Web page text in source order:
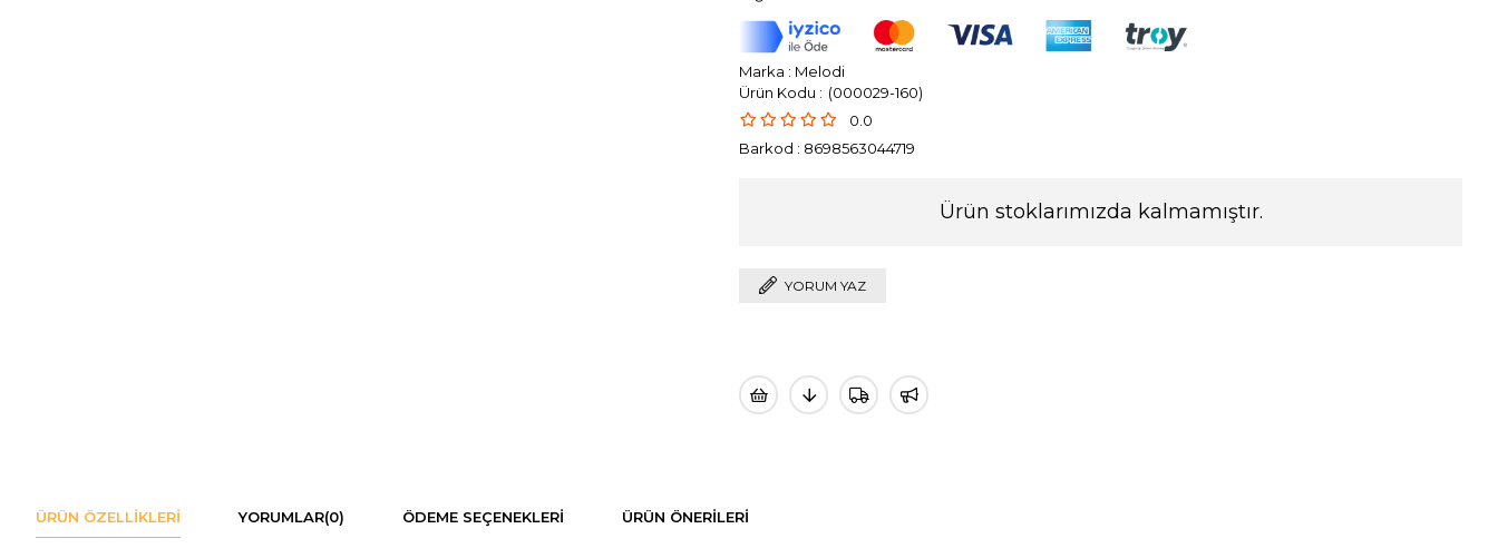
Marka : Melodi
(000029-160)
0.0
Barkod : 8698563044719
Ürün stoklarımızda kalmamıştır.
YORUM YAZ
ÜRÜN ÖZELLIKLERI YORUMLAR(0) ÖDEME SEÇENEKLERI ÜRÜN ÖNERILERI